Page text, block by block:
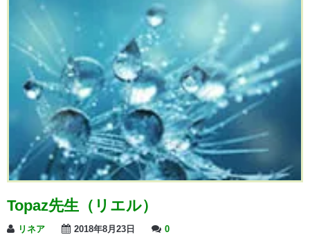
Topaz先生（リエル）
リネア 2018年8月23日 0